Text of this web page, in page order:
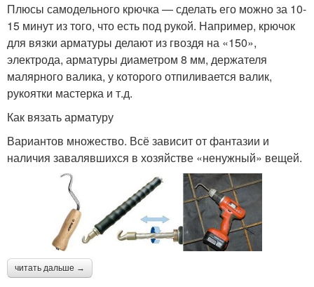
Плюсы самодельного крючка — сделать его можно за 10-
15 минут из того, что есть под рукой. Например, крючок
для вязки арматуры делают из гвоздя на «150»,
электрода, арматуры диаметром 8 мм, держателя
малярного валика, у которого отпиливается валик,
рукоятки мастерка и т.д.
Как вязать арматуру
Вариантов множество. Всё зависит от фантазии и
наличия завалявшихся в хозяйстве «ненужный» вещей.
читать дальше →